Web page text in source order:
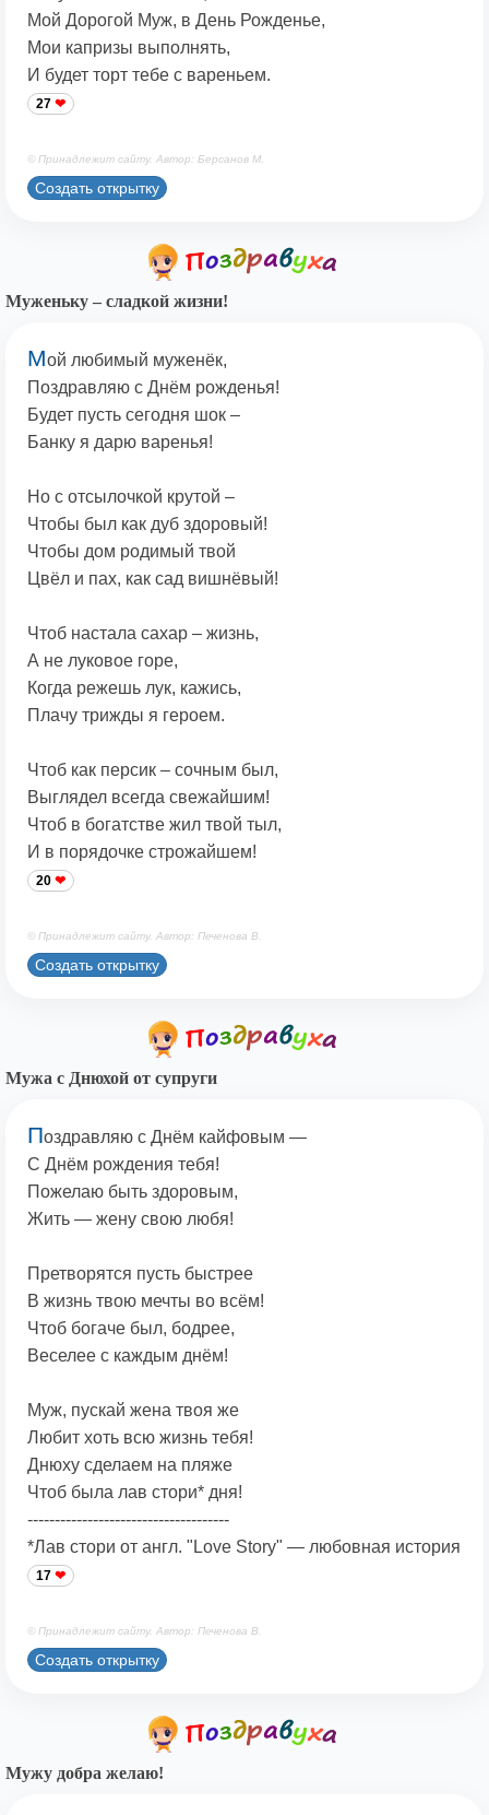
Мой Дорогой Муж, в День Рожденье,
Мои капризы выполнять,
И будет торт тебе с вареньем.
27
© Принадлежит сайту. Автор: Берсанов М.
Создать открытку
Муженьку – сладкой жизни!
Мой любимый муженёк,
Поздравляю с Днём рожденья!
Будет пусть сегодня шок –
Банку я дарю варенья!
Но с отсылочкой крутой –
Чтобы был как дуб здоровый!
Чтобы дом родимый твой
Цвёл и пах, как сад вишнёвый!
Чтоб настала сахар – жизнь,
А не луковое горе,
Когда режешь лук, кажись,
Плачу трижды я героем.
Чтоб как персик – сочным был,
Выглядел всегда свежайшим!
Чтоб в богатстве жил твой тыл,
И в порядочке строжайшем!
20
© Принадлежит сайту. Автор: Печенова В.
Создать открытку
Мужа с Днюхой от супруги
Поздравляю с Днём кайфовым —
С Днём рождения тебя!
Пожелаю быть здоровым,
Жить — жену свою любя!
Претворятся пусть быстрее
В жизнь твою мечты во всём!
Чтоб богаче был, бодрее,
Веселее с каждым днём!
Муж, пускай жена твоя же
Любит хоть всю жизнь тебя!
Днюху сделаем на пляже
Чтоб была лав стори* дня!
-------------------------------------
*Лав стори от англ. "Love Story" — любовная история
17
© Принадлежит сайту. Автор: Печенова В.
Создать открытку
Мужу добра желаю!